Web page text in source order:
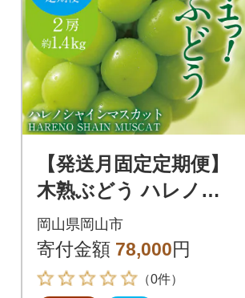
【発送月固定定期便】
木熟ぶどう ハレノシ
ャイン シャインマス
カット晴王 2房 約1.4k
g全2回
岡山県岡山市
寄付金額 78,000円
（0件）